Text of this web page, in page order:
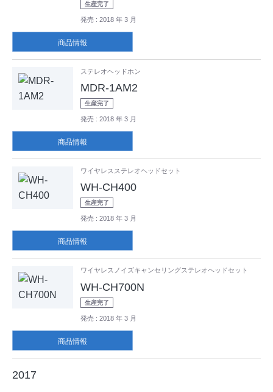
生産完了
発売 : 2018 年 3 月
商品情報
ステレオヘッドホン
MDR-1AM2
生産完了
発売 : 2018 年 3 月
商品情報
ワイヤレスステレオヘッドセット
WH-CH400
生産完了
発売 : 2018 年 3 月
商品情報
ワイヤレスノイズキャンセリングステレオヘッドセット
WH-CH700N
生産完了
発売 : 2018 年 3 月
商品情報
2017